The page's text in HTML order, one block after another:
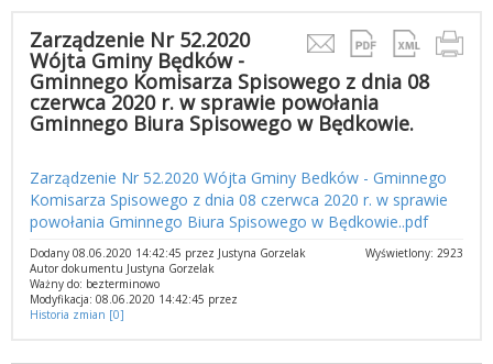
Zarządzenie Nr 52.2020
Wójta Gminy Będków -
Gminnego Komisarza Spisowego z dnia 08
czerwca 2020 r. w sprawie powołania
Gminnego Biura Spisowego w Będkowie.
Zarządzenie Nr 52.2020 Wójta Gminy Bedków - Gminnego
Komisarza Spisowego z dnia 08 czerwca 2020 r. w sprawie
powołania Gminnego Biura Spisowego w Będkowie..pdf
Wyświetlony: 2923
Dodany 08.06.2020 14:42:45 przez Justyna Gorzelak
Autor dokumentu Justyna Gorzelak
Ważny do: bezterminowo
Modyfikacja: 08.06.2020 14:42:45 przez
Historia zmian [0]